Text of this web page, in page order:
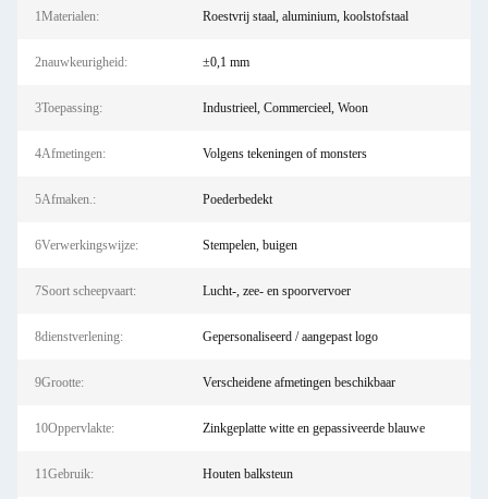
1Materialen: Roestvrij staal, aluminium, koolstofstaal
2nauwkeurigheid: ±0,1 mm
3Toepassing: Industrieel, Commercieel, Woon
4Afmetingen: Volgens tekeningen of monsters
5Afmaken.: Poederbedekt
6Verwerkingswijze: Stempelen, buigen
7Soort scheepvaart: Lucht-, zee- en spoorvervoer
8dienstverlening: Gepersonaliseerd / aangepast logo
9Grootte: Verscheidene afmetingen beschikbaar
10Oppervlakte: Zinkgeplatte witte en gepassiveerde blauwe
11Gebruik: Houten balksteun